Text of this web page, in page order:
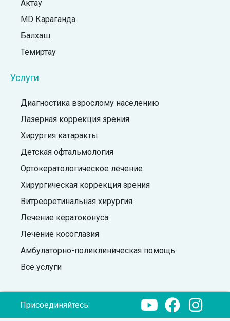
Актау
MD Караганда
Балхаш
Темиртау
Услуги
Диагностика взрослому населению
Лазерная коррекция зрения
Хирургия катаракты
Детская офтальмология
Ортокератологическое лечение
Хирургическая коррекция зрения
Витреоретинальная хирургия
Лечение кератоконуса
Лечение косоглазия
Амбулаторно-поликлиническая помощь
Все услуги
Присоединяйтесь: